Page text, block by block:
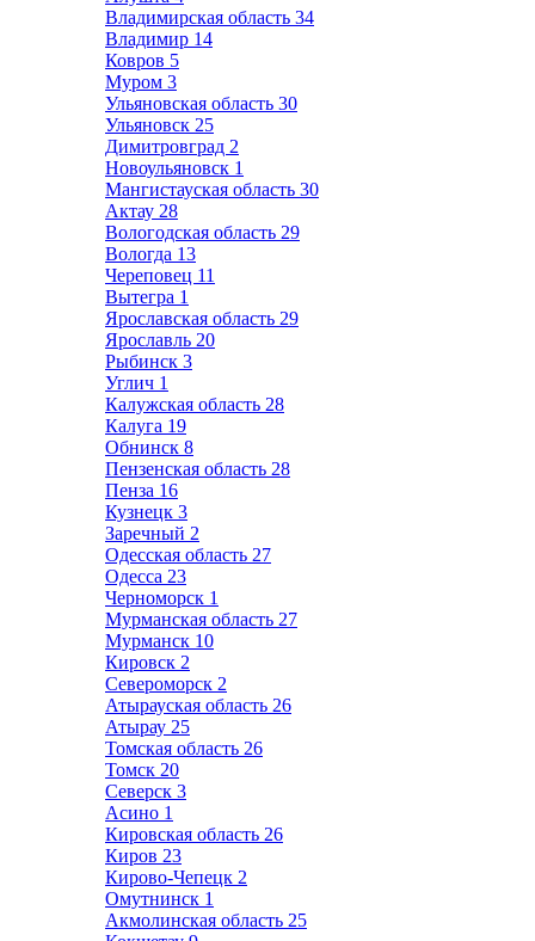
Владимирская область 34
Владимир 14
Ковров 5
Муром 3
Ульяновская область 30
Ульяновск 25
Димитровград 2
Новоульяновск 1
Мангистауская область 30
Актау 28
Вологодская область 29
Вологда 13
Череповец 11
Вытегра 1
Ярославская область 29
Ярославль 20
Рыбинск 3
Углич 1
Калужская область 28
Калуга 19
Обнинск 8
Пензенская область 28
Пенза 16
Кузнецк 3
Заречный 2
Одесская область 27
Одесса 23
Черноморск 1
Мурманская область 27
Мурманск 10
Кировск 2
Североморск 2
Атырауская область 26
Атырау 25
Томская область 26
Томск 20
Северск 3
Асино 1
Кировская область 26
Киров 23
Кирово-Чепецк 2
Омутнинск 1
Акмолинская область 25